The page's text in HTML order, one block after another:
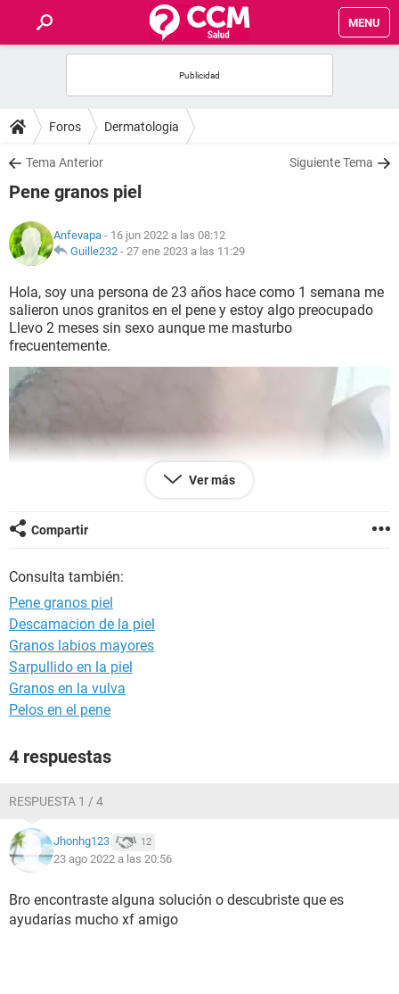
MENU
FOROS
SALUD
FAMILIA
NUTRICIÓN
BIENESTAR
SEXUALIDAD
GLOSARIO
Foros Dermatologia
Tema Anterior Siguiente Tema
Pene granos piel
Anfevapa - 16 jun 2022 a las 08:12
Guille232 - 27 ene 2023 a las 11:29
Hola, soy una persona de 23 años hace como 1 semana me
salieron unos granitos en el pene y estoy algo preocupado
Llevo 2 meses sin sexo aunque me masturbo
frecuentemente.
Ver más
Compartir
Consulta también:
Pene granos piel
Descamacion de la piel
Granos labios mayores
Sarpullido en la piel
Granos en la vulva
Pelos en el pene
4 respuestas
RESPUESTA 1 / 4
Jhonhg123 12
23 ago 2022 a las 20:56
Bro encontraste alguna solución o descubriste que es
ayudarías mucho xf amigo